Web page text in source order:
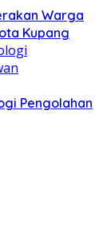
Warga
Kupang
Pengolahan